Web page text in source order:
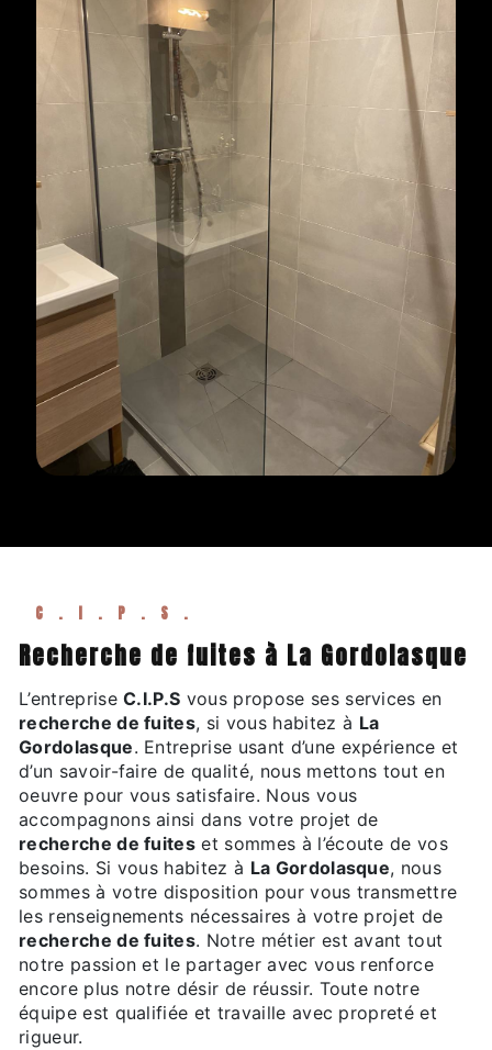
C.I.P.S.
recherche de fuites à La Gordolasque
L’entrepriseC.I.P.S vous propose ses services en
recherche de fuites, si vous habitez à La
Gordolasque. Entreprise usant d’une expérience et
d’un savoir-faire de qualité, nous mettons tout en
oeuvre pour vous satisfaire. Nous vous
accompagnons ainsi dans votre projet de
recherche de fuites et sommes à l’écoute de vos
besoins. Si vous habitez à La Gordolasque, nous
sommes à votre disposition pour vous transmettre
les renseignements nécessaires à votre projet de
recherche de fuites. Notre métier est avant tout
notre passion et le partager avec vous renforce
encore plus notre désir de réussir. Toute notre
équipe est qualifiée et travaille avec propreté et
rigueur.